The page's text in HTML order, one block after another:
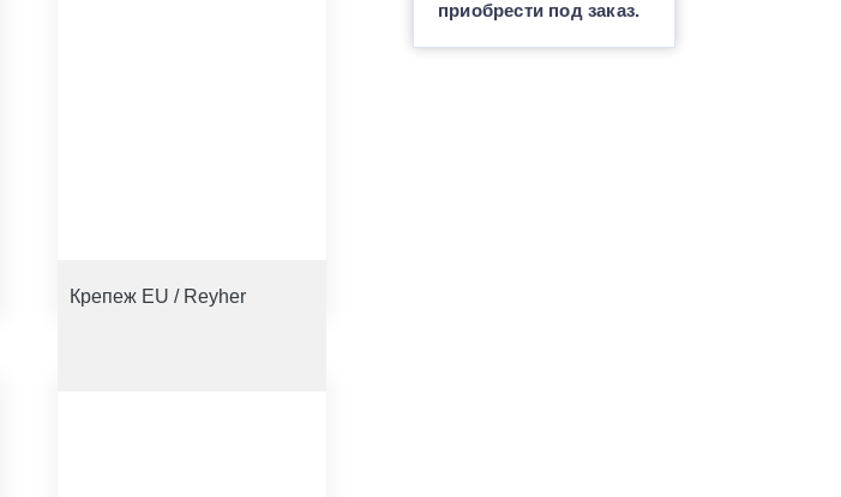
Крепеж EU / Reyher
приобрести под заказ.